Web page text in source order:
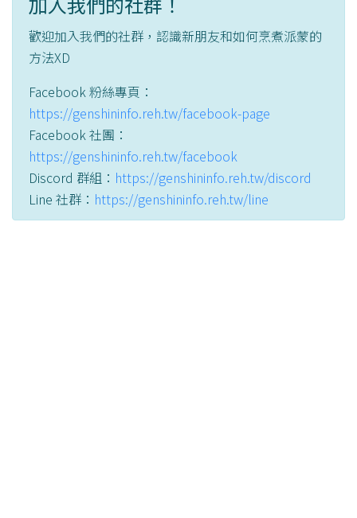
歡迎加入我們的社群，認識新朋友和如何烹煮派蒙的
方法XD
Facebook 粉絲專頁：
https://genshininfo.reh.tw/facebook-page
Facebook 社團：
https://genshininfo.reh.tw/facebook
Discord 群組： https://genshininfo.reh.tw/discord
Line 社群： https://genshininfo.reh.tw/line